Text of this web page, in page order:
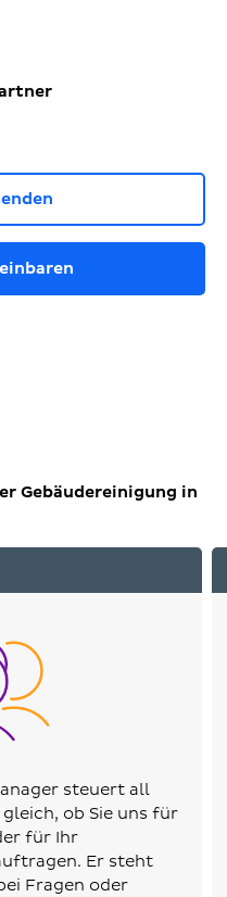
Gebäudereinigung in
steuert all
ob Sie uns für
für Ihr
Er steht
Fragen oder